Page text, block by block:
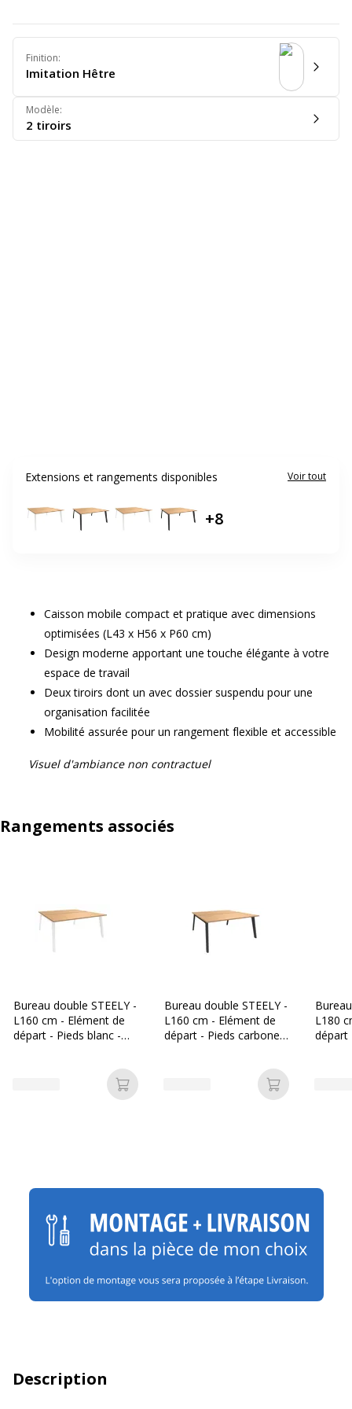
Finition:
Imitation Hêtre
Modèle:
2 tiroirs
Extensions et rangements disponibles Voir tout
+8
Caisson mobile compact et pratique avec dimensions
optimisées (L43 x H56 x P60 cm)
Design moderne apportant une touche élégante à votre
espace de travail
Deux tiroirs dont un avec dossier suspendu pour une
organisation facilitée
Mobilité assurée pour un rangement flexible et accessible
Visuel d'ambiance non contractuel
Rangements associés
Bureau double STEELY -
L160 cm - Elément de
départ - Pieds blanc -
Ajouter au panier
Bureau double STEELY -
L160 cm - Elément de
départ - Pieds carbone -
Ajouter au
L180
départ
Description